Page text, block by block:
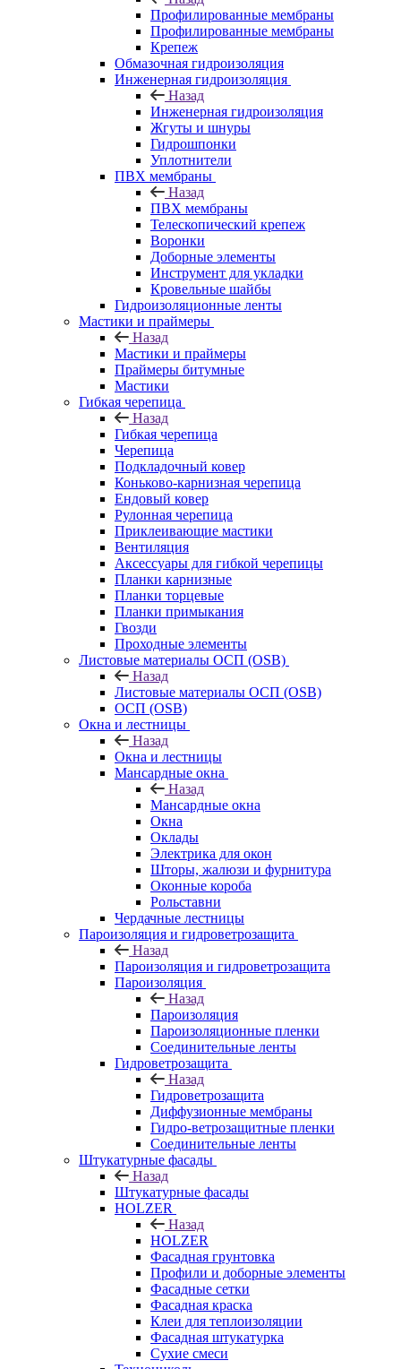
Профилированные мембраны
Профилированные мембраны
Крепеж
Обмазочная гидроизоляция
Инженерная гидроизоляция
Назад
Инженерная гидроизоляция
Жгуты и шнуры
Гидрошпонки
Уплотнители
ПВХ мембраны
Назад
ПВХ мембраны
Телескопический крепеж
Воронки
Доборные элементы
Инструмент для укладки
Кровельные шайбы
Гидроизоляционные ленты
Мастики и праймеры
Назад
Мастики и праймеры
Праймеры битумные
Мастики
Гибкая черепица
Назад
Гибкая черепица
Черепица
Подкладочный ковер
Коньково-карнизная черепица
Ендовый ковер
Рулонная черепица
Приклеивающие мастики
Вентиляция
Аксессуары для гибкой черепицы
Планки карнизные
Планки торцевые
Планки примыкания
Гвозди
Проходные элементы
Листовые материалы ОСП (OSB)
Назад
Листовые материалы ОСП (OSB)
ОСП (OSB)
Окна и лестницы
Назад
Окна и лестницы
Мансардные окна
Назад
Мансардные окна
Окна
Оклады
Электрика для окон
Шторы, жалюзи и фурнитура
Оконные короба
Рольставни
Чердачные лестницы
Пароизоляция и гидроветрозащита
Назад
Пароизоляция и гидроветрозащита
Пароизоляция
Назад
Пароизоляция
Пароизоляционные пленки
Соединительные ленты
Гидроветрозащита
Назад
Гидроветрозащита
Диффузионные мембраны
Гидро-ветрозащитные пленки
Соединительные ленты
Штукатурные фасады
Назад
Штукатурные фасады
HOLZER
Назад
HOLZER
Фасадная грунтовка
Профили и доборные элементы
Фасадные сетки
Фасадная краска
Клеи для теплоизоляции
Фасадная штукатурка
Сухие смеси